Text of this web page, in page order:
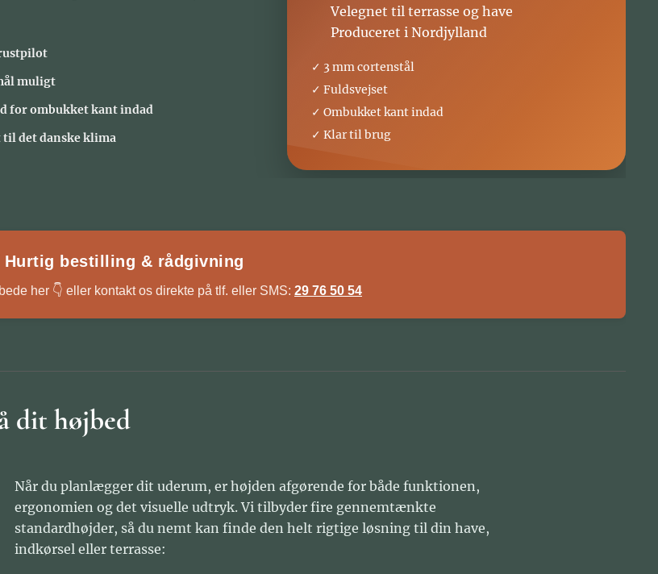
muligt
for ombukket kant indad
til det danske klima
🌿 Velegnet til terrasse og have
🇩🇰 Produceret i Nordjylland
✓ 3 mm cortenstål
✓ Fuldsvejset
✓ Ombukket kant indad
✓ Klar til brug
Hurtig bestilling & rådgivning
her 👇 eller kontakt os direkte på tlf. eller SMS: 29 76 50 54
dit højbed
Når du planlægger dit uderum, er højden afgørende for både funktionen,
ergonomien og det visuelle udtryk. Vi tilbyder fire gennemtænkte
standardhøjder, så du nemt kan finde den helt rigtige løsning til din have,
indkørsel eller terrasse: